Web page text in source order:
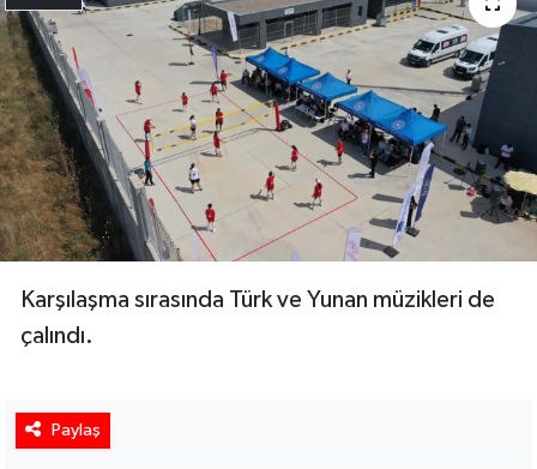
Karşılaşma sırasında Türk ve Yunan müzikleri de
çalındı.
Paylaş